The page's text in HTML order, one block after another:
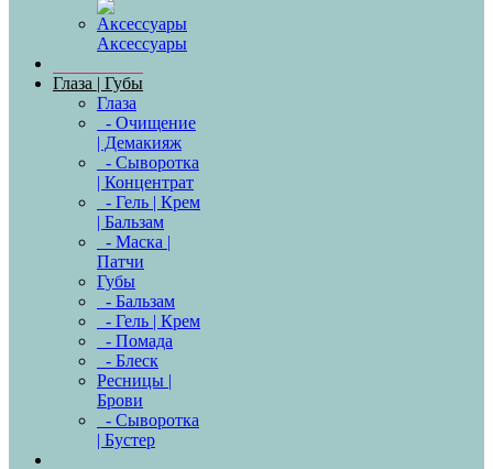
Аксессуары
Глаза | Губы
Глаза
- Очищение
| Демакияж
- Сыворотка
| Концентрат
- Гель | Крем
| Бальзам
- Маска |
Патчи
Губы
- Бальзам
- Гель | Крем
- Помада
- Блеск
Ресницы |
Брови
- Сыворотка
| Бустер